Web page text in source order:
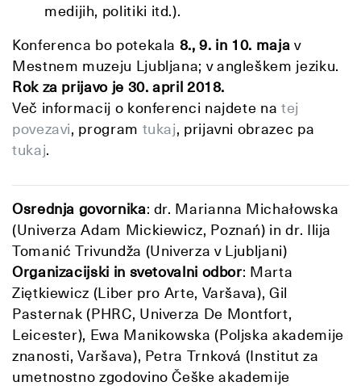
medijih, politiki itd.).
Konferenca bo potekala 8., 9. in 10. maja v
Mestnem muzeju Ljubljana; v angleškem jeziku.
Rok za prijavo je 30. april 2018.
Več informacij o konferenci najdete na tej
povezavi, program tukaj, prijavni obrazec pa
tukaj.
Osrednja govornika: dr. Marianna Michałowska
(Univerza Adam Mickiewicz, Poznań) in dr. Ilija
Tomanić Trivundža (Univerza v Ljubljani)
Organizacijski in svetovalni odbor: Marta
Ziętkiewicz (Liber pro Arte, Varšava), Gil
Pasternak (PHRC, Univerza De Montfort,
Leicester), Ewa Manikowska (Poljska akademije
znanosti, Varšava), Petra Trnková (Institut za
umetnostno zgodovino Češke akademije